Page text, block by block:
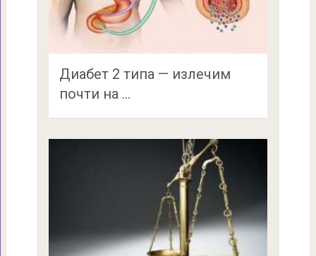
Диабет 2 типа — излечим
почти на …